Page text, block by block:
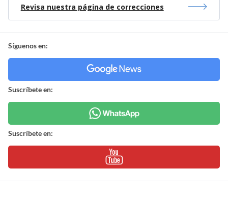
Revisa nuestra página de correcciones
Síguenos en:
Suscríbete en:
Suscríbete en: